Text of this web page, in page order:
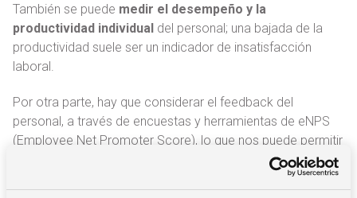
También se puede medir el desempeño y la
productividad individual del personal; una bajada de la
productividad suele ser un indicador de insatisfacción
laboral.
Por otra parte, hay que considerar el feedback del
personal, a través de encuestas y herramientas de eNPS
(Employee Net Promoter Score), lo que nos puede permitir
conocer de primera mano la experiencia del personal en la
empresa. También se pueden obtener datos sobre el